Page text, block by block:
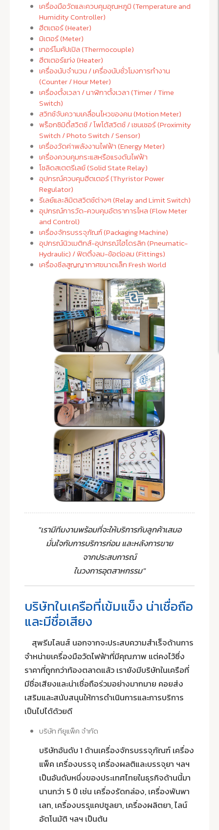
เครื่องมือวัดและควบคุมอุณหภูมิ (Temperature and
Humidity Controller)
ฮีตเตอร์ (Heater)
มิเตอร์ (Meter)
เทอร์โมคัปเปิล (Thermocouple)
ฮีตเตอร์แท่ง (Heater)
เครื่องนับจำนวน / เครื่องนับชั่วโมงการทำงาน
(Counter / Hour Meter)
เครื่องตั้งเวลา / นาฬิกาตั้งเวลา (Timer / Time
Switch)
สวิทช์จับความเคลื่อนไหวของคน (Motion Meter)
พร็อกซิมิตี้สวิตซ์ / โพโต้สวิตช์ / เซนเซอร์ (Proximity
Switch / Photo Switch / Sensor)
เครื่องวัดค่าพลังงานไฟฟ้า (Energy Meter)
เครื่องควบคุมกระแสหรือแรงดันไฟฟ้า
โซลิดสเตตรีเลย์ (Solid State Relay)
อุปกรณ์ควบคุมฮีตเตอร์ (Thyristor Power
Regulator)
รีเลย์และลิมิตสวิตช์ต่างๆ (Relay and Limit Switch)
อุปกรณ์การวัด-ควบคุมอัตราการไหล (Flow Meter
and Control)
เครื่องจักรบรรจุภัณฑ์ (Packaging Machine)
อุปกรณ์นิวเมติกส์-อุปกรณ์ไฮโดรลิก (Pneumatic-
Hydraulic) / ฟิตติ้งลม-ข้อต่อลม (Fittings)
เครื่องซีลสูญญากาศขนาดเล็ก Fresh World
"เรามีทีมงานพร้อมที่จะให้บริการกับลูกค้าเสมอ
มั่นใจกับการบริการก่อน และหลังการขาย
จากประสบการณ์
ในวงการอุตสาหกรรม"
บริษัทในเครือที่เข้มแข็ง น่าเชื่อถือ
และมีชื่อเสียง
สุพรีมไลนส์ นอกจากจะประสบความสำเร็จด้านการ
จำหน่ายเครื่องมือวัดไฟฟ้าที่มีคุณภาพ แต่คงไว้ซึ่ง
ราคาที่ถูกกว่าท้องตลาดแล้ว เรายังมีบริษัทในเครือที่
มีชื่อเสียงและน่าเชื่อถือร่วมอย่างมากมาย คอยส่ง
เสริมและสนับสนุนให้การดำเนินการและการบริการ
เป็นไปได้ด้วยดี
บริษัท ทียูแพ็ค จำกัด
บริษัทอันดับ 1 ด้านเครื่องจักรบรรจุภัณฑ์ เครื่อง
แพ็ค เครื่องบรรจุ เครื่องผลติและบรรจุยา ฯลฯ
เป็นอันดับหนึ่งของประเทศไทยในธุรกิจด้านนี้มา
นานกว่า 5 ปี เช่น เครื่องรัดกล่อง, เครื่องพันพา
เลท, เครื่องบรรุแคปซูลยา, เครื่องผลิตยา, ไลน์
อัตโนมัติ ฯลฯ เป็นต้น